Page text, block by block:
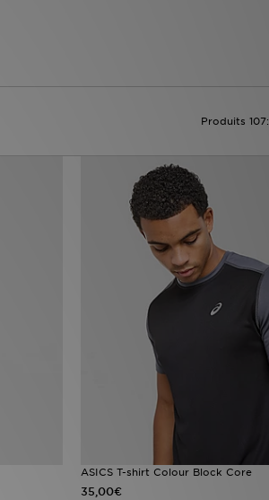
Produits 107:
ASICS T-shirt Colour Block Core
35,00€